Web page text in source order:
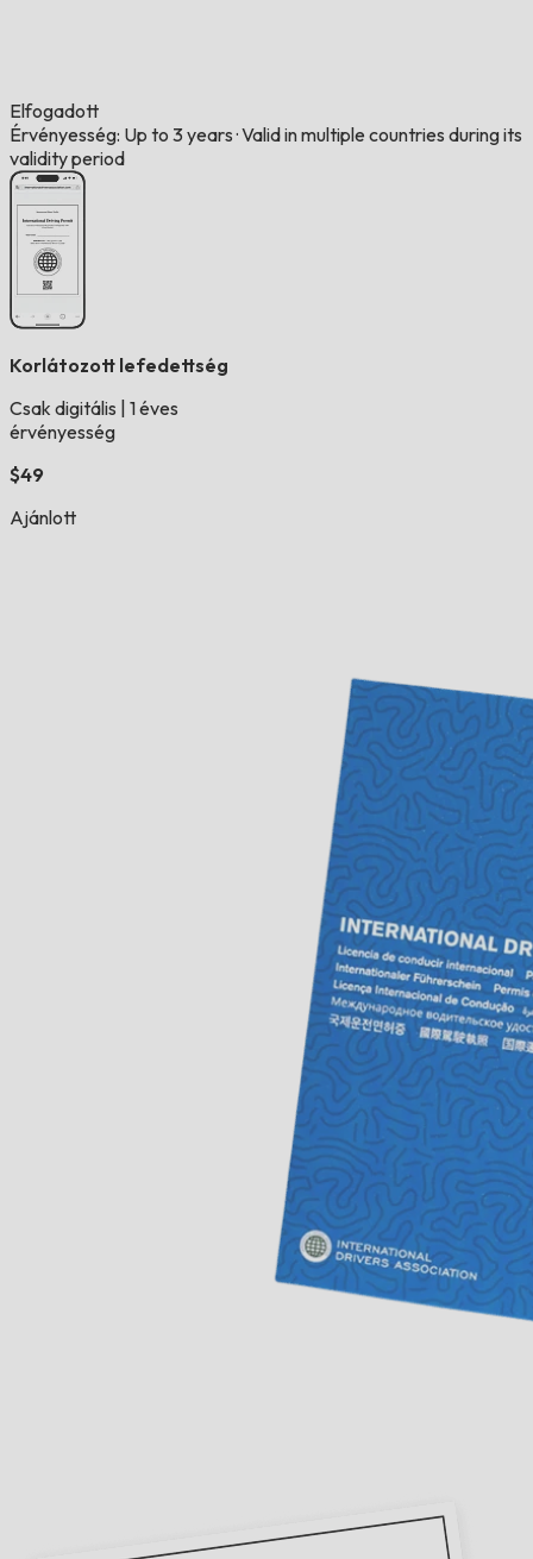
Elfogadott
Érvényesség: Up to 3 years ·Valid in multiple countries during its
validity period
Korlátozott lefedettség
Csak digitális 1 éves
érvényesség
$49
Ajánlott